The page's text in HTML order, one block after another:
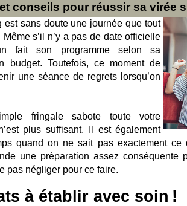
conseils pour réussir sa virée
est sans doute une journée que tout
s’il n’y a pas de date officielle
fait son programme selon sa
budget. Toutefois, ce moment de
une séance de regrets lorsqu’on
fringale sabote toute votre
plus suffisant. Il est également
quand on ne sait pas exactement ce
une préparation assez conséquente
pas négliger pour ce faire.
à établir avec soin !